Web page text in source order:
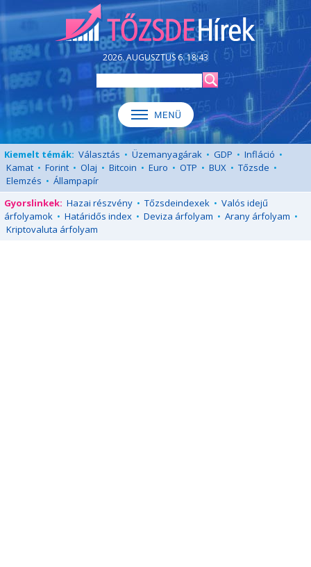
2026. AUGUSZTUS 6. 18:43
Kiemelt témák: Választás • Üzemanyagárak • GDP • Infláció •
Kamat • Forint • Olaj • Bitcoin • Euro • OTP • BUX • Tőzsde •
Elemzés • Állampapír
Gyorslinkek: Hazai részvény • Tőzsdeindexek • Valós idejű
árfolyamok • Határidős index • Deviza árfolyam • Arany árfolyam •
Kriptovaluta árfolyam